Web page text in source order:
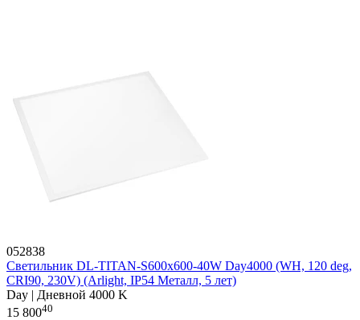
052838
Светильник DL-TITAN-S600x600-40W Day4000 (WH, 120 deg,
CRI90, 230V) (Arlight, IP54 Металл, 5 лет)
Day | Дневной 4000 K
15 80040